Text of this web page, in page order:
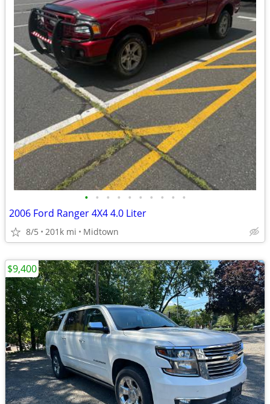
• • • • • • • • • •
2006 Ford Ranger 4X4 4.0 Liter
8/5 201k mi Midtown
$9,400